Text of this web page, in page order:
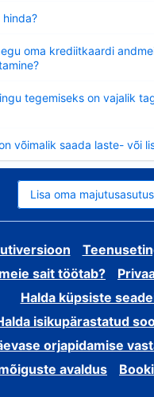
hinda?
oma krediitkaardi
tegemiseks on vajalik
võimalik saada laste- või
Lisa oma majutusasutus
sait töötab?
Halda küpsiste
isikupärastatud
orjapidamise
avaldus